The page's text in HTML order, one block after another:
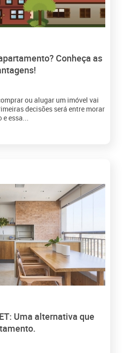
ou alugar um imóvel vai
decisões será entre morar
e essa...